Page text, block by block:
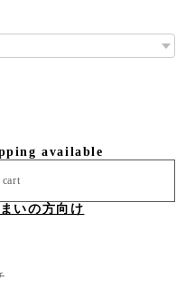
available
いの方向け